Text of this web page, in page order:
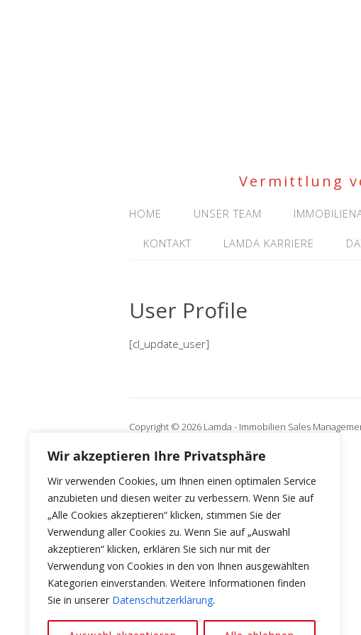
Wir akzeptieren Ihre Privatsphäre
Wir verwenden Cookies, um Ihnen einen optimalen Service
anzubieten und diesen weiter zu verbessern. Wenn Sie auf
„Alle Cookies akzeptieren“ klicken, stimmen Sie der
Verwendung aller Cookies zu. Wenn Sie auf „Auswahl
akzeptieren“ klicken, erklären Sie sich nur mit der
Verwendung von Cookies in den von Ihnen ausgewählten
Kategorien einverstanden. Weitere Informationen finden
Sie in unserer Datenschutzerklärung.
Vermittlung
HOME UNSER TEAM
KONTAKT LAMDA KARRIERE
User Profile
[cl_update_user]
Copyright © 2026 Lamda - Immobilien Sales